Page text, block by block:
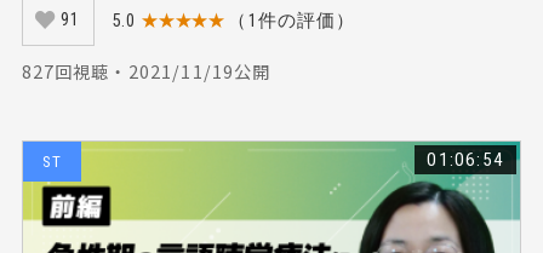
91 5.0 ★★★★★ （1件の評価）
827回視聴 ・ 2021/11/19公開
ST 01:06:54